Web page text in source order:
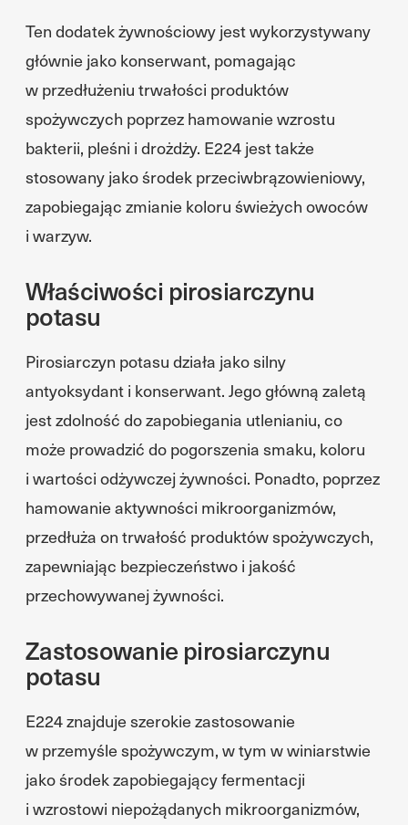
Ten dodatek żywnościowy jest wykorzystywany
głównie jako konserwant, pomagając
w przedłużeniu trwałości produktów
spożywczych poprzez hamowanie wzrostu
bakterii, pleśni i drożdży. E224 jest także
stosowany jako środek przeciwbrązowieniowy,
zapobiegając zmianie koloru świeżych owoców
i warzyw.
Właściwości pirosiarczynu
potasu
Pirosiarczyn potasu działa jako silny
antyoksydant i konserwant. Jego główną zaletą
jest zdolność do zapobiegania utlenianiu, co
może prowadzić do pogorszenia smaku, koloru
i wartości odżywczej żywności. Ponadto, poprzez
hamowanie aktywności mikroorganizmów,
przedłuża on trwałość produktów spożywczych,
zapewniając bezpieczeństwo i jakość
przechowywanej żywności.
Zastosowanie pirosiarczynu
potasu
E224 znajduje szerokie zastosowanie
w przemyśle spożywczym, w tym w winiarstwie
jako środek zapobiegający fermentacji
i wzrostowi niepożądanych mikroorganizmów,